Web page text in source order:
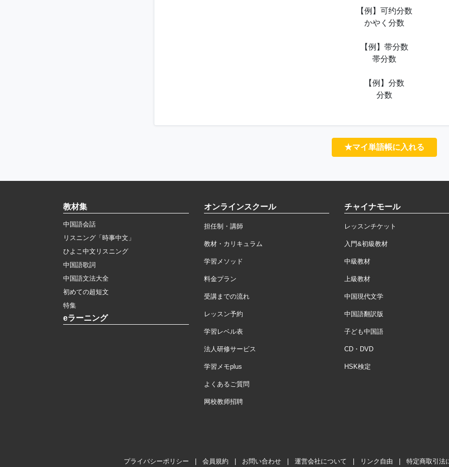
【例】可约分数
かやく分数
【例】带分数
帯分数
【例】分数
分数
★マイ単語帳に入れる
教材集
中国語会話
リスニング「時事中文」
ひよこ中文リスニング
中国語歌詞
中国語文法大全
初めての超短文
特集
eラーニング
オンラインスクール
担任制・講師
教材・カリキュラム
学習メソッド
料金プラン
受講までの流れ
レッスン予約
学習レベル表
法人研修サービス
学習メモplus
よくあるご質問
网校教师招聘
チャイナモール
レッスンチケット
入門&初級教材
中級教材
上級教材
中国現代文学
中国語翻訳版
子ども中国語
CD・DVD
HSK検定
プライバシーポリシー 会員規約 お問い合わせ 運営会社について リンク自由 特定商取引法